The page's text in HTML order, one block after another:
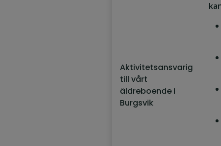
Aktivitetsansvarig
till vårt
äldreboende i
Burgsvik